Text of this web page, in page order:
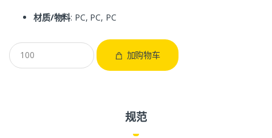
材质/物料: PC, PC, PC
加购物车
规范